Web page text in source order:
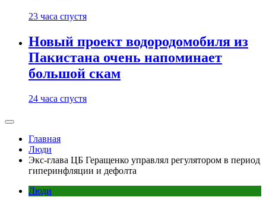
23 часа спустя
Новый проект водородомобиля из
Пакистана очень напоминает
большой скам
24 часа спустя
Главная
Люди
Экс-глава ЦБ Геращенко управлял регулятором в период
гиперинфляции и дефолта
Люди